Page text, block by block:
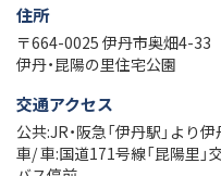
住所
〒664-0025 伊丹市奥畑4-33
伊丹・昆陽の里住宅公園
交通アクセス
公共:JR・阪急「伊丹駅」より
車/ 車:国道171号線「昆陽里」